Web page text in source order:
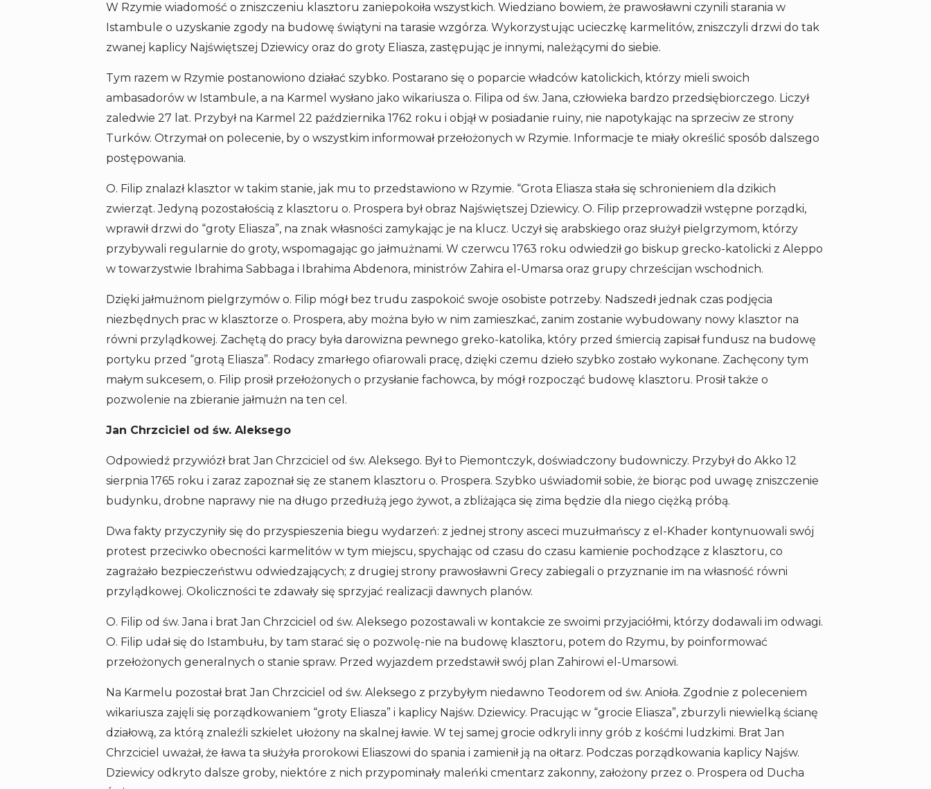
W Rzymie wiadomość o zniszczeniu klasztoru zaniepokoiła wszystkich. Wiedziano bowiem, że prawosławni czynili starania w
Istambule o uzyskanie zgody na budowę świątyni na tarasie wzgórza. Wykorzystując ucieczkę karmelitów, zniszczyli drzwi do tak
zwanej kaplicy Najświętszej Dziewicy oraz do groty Eliasza, zastępując je innymi, należącymi do siebie.
Tym razem w Rzymie postanowiono działać szybko. Postarano się o poparcie władców katolickich, którzy mieli swoich
ambasadorów w Istambule, a na Karmel wysłano jako wikariusza o. Filipa od św. Jana, człowieka bardzo przedsiębiorczego. Liczył
zaledwie 27 lat. Przybył na Karmel 22 października 1762 roku i objął w posiadanie ruiny, nie napotykając na sprzeciw ze strony
Turków. Otrzymał on polecenie, by o wszystkim informował przełożonych w Rzymie. Informacje te miały określić sposób dalszego
postępowania.
O. Filip znalazł klasztor w takim stanie, jak mu to przedstawiono w Rzymie. “Grota Eliasza stała się schronieniem dla dzikich
zwierząt. Jedyną pozostałością z klasztoru o. Prospera był obraz Najświętszej Dziewicy. O. Filip przeprowadził wstępne porządki,
wprawił drzwi do “groty Eliasza”, na znak własności zamykając je na klucz. Uczył się arabskiego oraz służył pielgrzymom, którzy
przybywali regularnie do groty, wspomagając go jałmużnami. W czerwcu 1763 roku odwiedził go biskup grecko-katolicki z Aleppo
w towarzystwie Ibrahima Sabbaga i Ibrahima Abdenora, ministrów Zahira el-Umarsa oraz grupy chrześcijan wschodnich.
Dzięki jałmużnom pielgrzymów o. Filip mógł bez trudu zaspokoić swoje osobiste potrzeby. Nadszedł jednak czas podjęcia
niezbędnych prac w klasztorze o. Prospera, aby można było w nim zamieszkać, zanim zostanie wybudowany nowy klasztor na
równi przylądkowej. Zachętą do pracy była darowizna pewnego greko-katolika, który przed śmiercią zapisał fundusz na budowę
portyku przed “grotą Eliasza”. Rodacy zmarłego ofiarowali pracę, dzięki czemu dzieło szybko zostało wykonane. Zachęcony tym
małym sukcesem, o. Filip prosił przełożonych o przysłanie fachowca, by mógł rozpocząć budowę klasztoru. Prosił także o
pozwolenie na zbieranie jałmużn na ten cel.
Jan Chrzciciel od św. Aleksego
Odpowiedź przywiózł brat Jan Chrzciciel od św. Aleksego. Był to Piemontczyk, doświadczony budowniczy. Przybył do Akko 12
sierpnia 1765 roku i zaraz zapoznał się ze stanem klasztoru o. Prospera. Szybko uświadomił sobie, że biorąc pod uwagę zniszczenie
budynku, drobne naprawy nie na długo przedłużą jego żywot, a zbliżająca się zima będzie dla niego ciężką próbą.
Dwa fakty przyczyniły się do przyspieszenia biegu wydarzeń: z jednej strony asceci muzułmańscy z el-Khader kontynuowali swój
protest przeciwko obecności karmelitów w tym miejscu, spychając od czasu do czasu kamienie pochodzące z klasztoru, co
zagrażało bezpieczeństwu odwiedzających; z drugiej strony prawosławni Grecy zabiegali o przyznanie im na własność równi
przylądkowej. Okoliczności te zdawały się sprzyjać realizacji dawnych planów.
O. Filip od św. Jana i brat Jan Chrzciciel od św. Aleksego pozostawali w kontakcie ze swoimi przyjaciółmi, którzy dodawali im odwagi.
O. Filip udał się do Istambułu, by tam starać się o pozwolę-nie na budowę klasztoru, potem do Rzymu, by poinformować
przełożonych generalnych o stanie spraw. Przed wyjazdem przedstawił swój plan Zahirowi el-Umarsowi.
Na Karmelu pozostał brat Jan Chrzciciel od św. Aleksego z przybyłym niedawno Teodorem od św. Anioła. Zgodnie z poleceniem
wikariusza zajęli się porządkowaniem “groty Eliasza” i kaplicy Najśw. Dziewicy. Pracując w “grocie Eliasza”, zburzyli niewielką ścianę
działową, za którą znaleźli szkielet ułożony na skalnej ławie. W tej samej grocie odkryli inny grób z kośćmi ludzkimi. Brat Jan
Chrzciciel uważał, że ława ta służyła prorokowi Eliaszowi do spania i zamienił ją na ołtarz. Podczas porządkowania kaplicy Najśw.
Dziewicy odkryto dalsze groby, niektóre z nich przypominały maleńki cmentarz zakonny, założony przez o. Prospera od Ducha